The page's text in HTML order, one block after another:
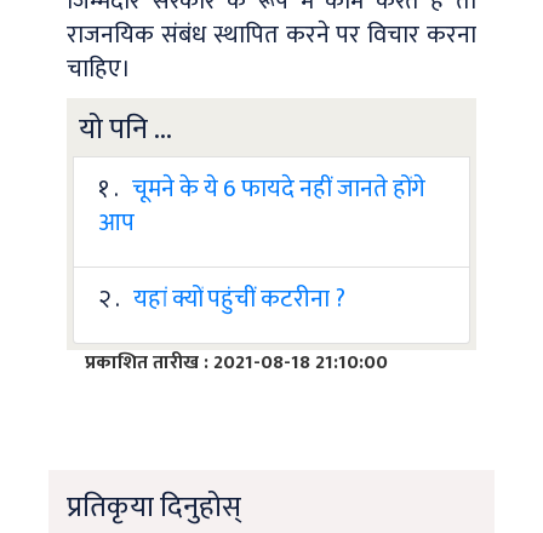
राजनयिक संबंध स्थापित करने पर विचार करना
चाहिए।
यो पनि ...
१ . चूमने के ये 6 फायदे नहीं जानते होंगे
आप
२ . यहां क्यों पहुंचीं कटरीना ?
प्रकाशित तारीख : 2021-08-18 21:10:00
प्रतिकृया दिनुहोस्